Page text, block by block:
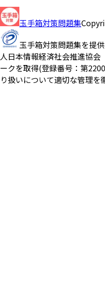
玉手箱対策問題集
玉手箱対策問題集を提
人日本情報経済社会推進協会
ークを取得(登録番号：第
り扱いについて適切な管理を